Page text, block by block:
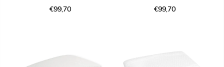
€99,70 €99,70